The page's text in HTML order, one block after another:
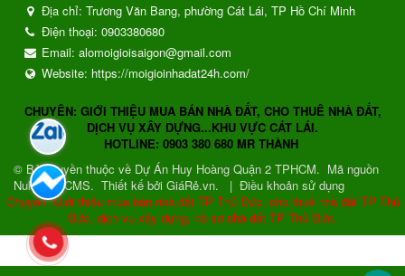
Địa chỉ: Trương Văn Bang, phường Cát Lái, TP Hồ Chí Minh
Điện thoại: 0903380680
Email: alomoigioisaigon@gmail.com
Website: https://moigioinhadat24h.com/
CHUYÊN: GIỚI THIỆU MUA BÁN NHÀ ĐẤT, CHO THUÊ NHÀ ĐẤT,
DỊCH VỤ XÂY DỰNG...KHU VỰC CÁT LÁI.
HOTLINE: 0903 380 680 MR THÀNH
© Bản quyền thuộc về Dự Án Huy Hoàng Quận 2 TPHCM. Mã nguồn
NukeViet CMS. Thiết kế bởi GiáRẻ.vn. | Điều khoản sử dụng
Chuyên: Giới thiệu mua bán nhà đất TP Thủ Đức, cho thuê nhà đất TP Thủ
Đức, dịch vụ xây dựng, hồ sơ nhà đất TP Thủ Đức.